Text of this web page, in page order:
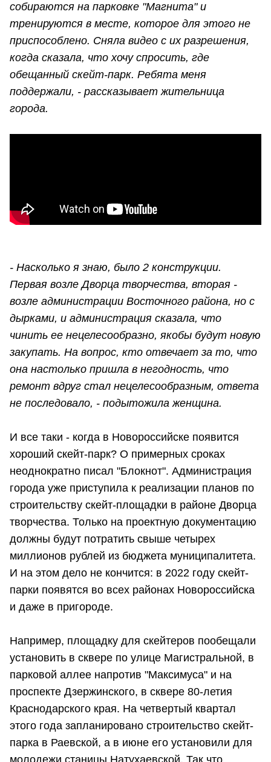
собираются на парковке "Магнита" и
тренируются в месте, которое для этого не
приспособлено. Сняла видео с их разрешения,
когда сказала, что хочу спросить, где
обещанный скейт-парк. Ребята меня
поддержали, - рассказывает жительница
города.
- Насколько я знаю, было 2 конструкции.
Первая возле Дворца творчества, вторая -
возле администрации Восточного района, но с
дырками, и администрация сказала, что
чинить ее нецелесообразно, якобы будут новую
закупать. На вопрос, кто отвечает за то, что
она настолько пришла в негодность, что
ремонт вдруг стал нецелесообразным, ответа
не последовало, - подытожила женщина.
И все таки - когда в Новороссийске появится
хороший скейт-парк? О примерных сроках
неоднократно писал "Блокнот". Администрация
города уже приступила к реализации планов по
строительству скейт-площадки в районе Дворца
творчества. Только на проектную документацию
должны будут потратить свыше четырех
миллионов рублей из бюджета муниципалитета.
И на этом дело не кончится: в 2022 году скейт-
парки появятся во всех районах Новороссийска
и даже в пригороде.
Например, площадку для скейтеров пообещали
установить в сквере по улице Магистральной, в
парковой аллее напротив "Максимуса" и на
проспекте Дзержинского, в сквере 80-летия
Краснодарского края. На четвертый квартал
этого года запланировано строительство скейт-
парка в Раевской, а в июне его установили для